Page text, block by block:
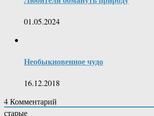
01.05.2024
Необыкновенное чудо
16.12.2018
4Комментарий
старые